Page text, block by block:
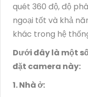
quét 360 độ, độ
ngoại tốt và khả
khác trong hệ
Dưới đây là một
đặt camera này:
1. Nhà ở: